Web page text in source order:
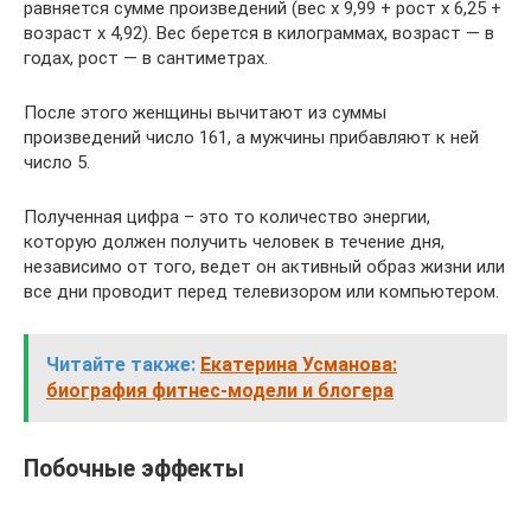
равняется сумме произведений (вес х 9,99 + рост х 6,25 +
возраст х 4,92). Вес берется в килограммах, возраст — в
годах, рост — в сантиметрах.
После этого женщины вычитают из суммы
произведений число 161, а мужчины прибавляют к ней
число 5.
Полученная цифра – это то количество энергии,
которую должен получить человек в течение дня,
независимо от того, ведет он активный образ жизни или
все дни проводит перед телевизором или компьютером.
Читайте также: Екатерина Усманова:
биография фитнес-модели и блогера
Побочные эффекты